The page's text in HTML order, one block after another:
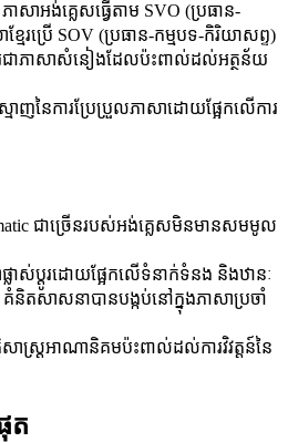
ភាសាអង់គ្លេសធ្វើតាម SVO (ប្រធាន-
មែរប្រើ SOV (ប្រធាន-កម្មបទ-កិរិយាសព្ទ)
រជាភាសាសំនៀងដែលប៉ះពាល់ដល់អត្ថន័យ
មាញនៃការប្រែប្រួលភាសាដោយផ្អែកលើការ
ជាច្រើនរបស់អង់គ្លេសមិនមានសមមូល
លាស់ប្តូរដោយផ្អែកលើទំនាក់ទំនង និងឋានៈ
គំនិតសាសនាបានបង្កប់នៅក្នុងភាសាប្រចាំ
តិសាស្រ្តអាណានិគមប៉ះពាល់ដល់ការវិវត្តន៍នៃ
ត